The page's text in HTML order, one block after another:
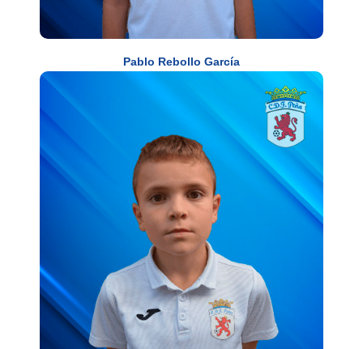
Pablo Rebollo García